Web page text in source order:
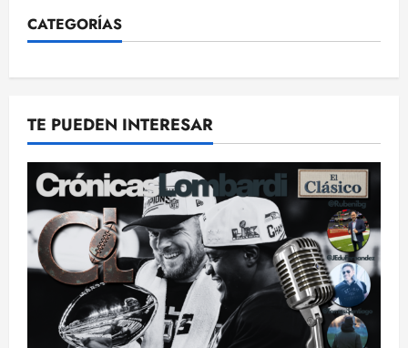
CATEGORÍAS
TE PUEDEN INTERESAR